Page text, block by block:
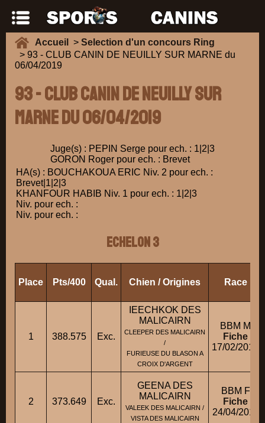
Accueil > Selection d'un concours Ring
> 93 - CLUB CANIN DE NEUILLY SUR MARNE du
06/04/2019
93 - CLUB CANIN DE NEUILLY SUR
MARNE du 06/04/2019
Juge(s) : PEPIN Serge pour ech. : 1|2|3
GORON Roger pour ech. : Brevet
HA(s) : BOUCHAKOUA ERIC Niv. 2 pour ech. :
Brevet|1|2|3
KHANFOUR HABIB Niv. 1 pour ech. : 1|2|3
Niv. pour ech. :
Niv. pour ech. :
ECHELON 3
Place Pts/400 Qual. Chien / Origines Race
1 388.575 Exc.
IEECHKOK DES
MALICAIRN
CLEEPER DES MALICAIRN
/
FURIEUSE DU BLASON A
CROIX D'ARGENT
BBM M
Fiche
17/02/2013
2 373.649 Exc.
GEENA DES
MALICAIRN
VALEEK DES MALICAIRN /
VISTA DES MALICAIRN
BBM F
Fiche
24/04/2011